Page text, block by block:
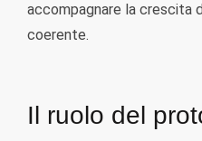
accompagnare la crescita
coerente.
Il ruolo del